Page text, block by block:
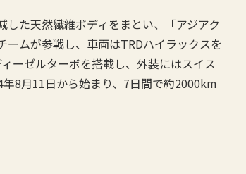
した天然繊維ボディをまとい、「アジアク
ムが参戦し、車両はTRDハイラックスを
ーゼルターボを搭載し、外装にはスイス
8月11日から始まり、7日間で約2000km